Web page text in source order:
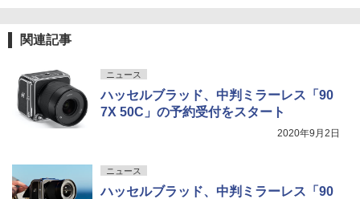
関連記事
ニュース
ハッセルブラッド、中判ミラーレス「90
7X 50C」の予約受付をスタート
2020年9月2日
ニュース
ハッセルブラッド、中判ミラーレス「90